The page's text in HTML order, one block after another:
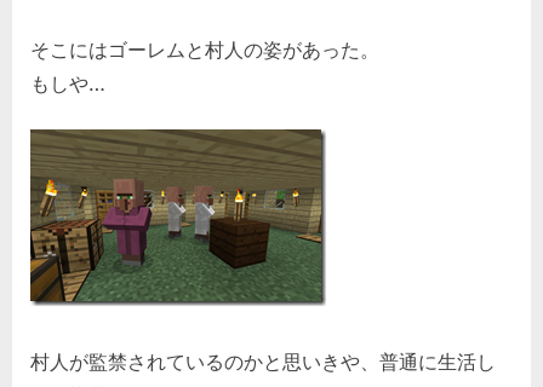
そこにはゴーレムと村人の姿があった。
もしや…
村人が監禁されているのかと思いきや、普通に生活し